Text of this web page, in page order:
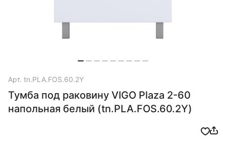
Арт. tn.PLA.FOS.60.2Y
Тумба под раковину VIGO Plaza 2-60
напольная белый (tn.PLA.FOS.60.2Y)